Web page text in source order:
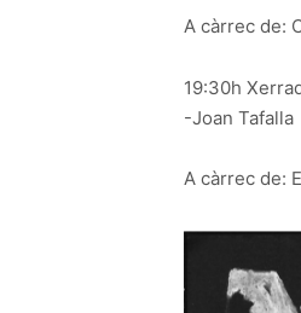
A càrrec de:
19:30h
-Joan Tafalla
A càrrec de: